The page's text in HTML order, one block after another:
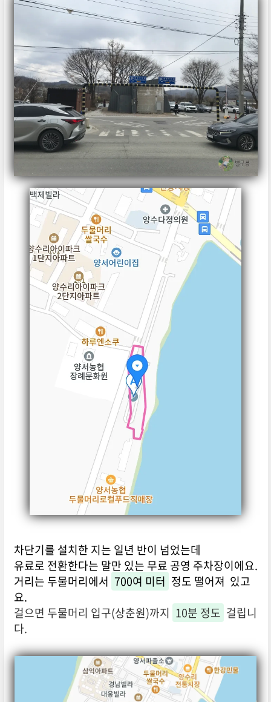
차단기를 설치한 지는 일년 반이 넘었는데
유료로 전환한다는 말만 있는 무료 공영 주차장이에요.
거리는 두물머리에서 700여 미터 정도 떨어져 있고
요.
걸으면 두물머리 입구(상춘원)까지 10분 정도 걸립니
다.